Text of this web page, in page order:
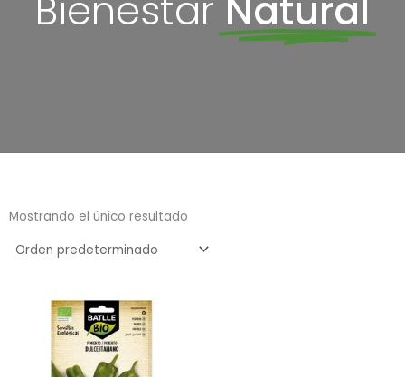
Bienestar Natural
Mostrando el único resultado